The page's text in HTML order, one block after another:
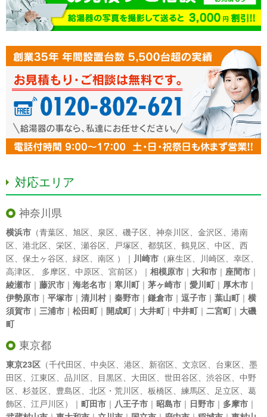
対応エリア
神奈川県
横浜市 （青葉区 旭区 泉区 磯子区 神奈川区 金沢区
港南
区
港北区 栄区 瀬谷区 戸塚区 都筑区 鶴見区 中区
西
区
保土ヶ谷区 緑区 南区 ）｜ 川崎市 （麻生区 川崎区 幸区
高津区
多摩区 中原区 宮前区）｜ 相模原市 ｜ 大和市 ｜ 座間市 ｜
綾瀬市 ｜ 藤沢市 ｜ 海老名市 ｜ 寒川町｜ 茅ヶ崎市 ｜ 愛川町｜ 厚木市 ｜
伊勢原市 ｜ 平塚市 ｜ 清川村｜ 秦野市 ｜ 鎌倉市 ｜ 逗子市 ｜ 葉山町｜ 横
須賀市 ｜ 三浦市 ｜ 松田町｜ 開成町｜ 大井町｜ 中井町｜ 二宮町｜ 大磯
町
東京都
東京23区 （千代田区 中央区 港区 新宿区 文京区 台東区
墨
田区
江東区 品川区 目黒区 大田区 世田谷区 渋谷区
中野
区
杉並区 豊島区 北区 ・ 荒川区 板橋区 練馬区 足立区
葛
飾区
江戸川区）｜ 町田市 ｜ 八王子市 ｜ 昭島市 ｜ 日野市 ｜ 多摩市 ｜